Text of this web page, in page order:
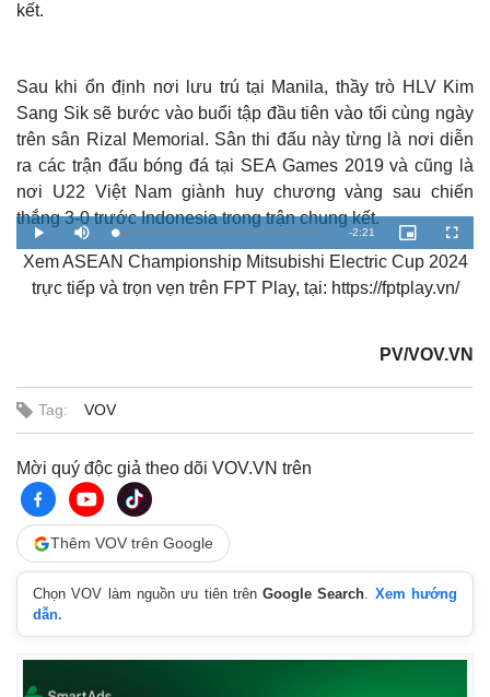
Thế giới
Hồ sơ
E-Magazine
kết.
Sau khi ổn định nơi lưu trú tại Manila, thầy trò HLV Kim
Sang Sik sẽ bước vào buổi tập đầu tiên vào tối cùng ngày
trên sân Rizal Memorial. Sân thi đấu này từng là nơi diễn
ra các trận đấu bóng đá tại SEA Games 2019 và cũng là
nơi U22 Việt Nam giành huy chương vàng sau chiến
thắng 3-0 trước Indonesia trong trận chung kết.
P
l
a
y
M
u
t
e
L
o
a
d
e
d
R
e
m
m
-2:21
P
i
c
t
u
r
-
P
t
F
u
l
l
s
c
Xem ASEAN Championship Mitsubishi Electric Cup 2024
trực tiếp và trọn vẹn trên FPT Play, tại: https://fptplay.vn/
PV/VOV.VN
Tag: VOV
Mời quý độc giả theo dõi VOV.VN trên
Thêm VOV trên Google
Chọn VOV làm nguồn ưu tiên trênGoogle Search. Xem hướng
dẫn.